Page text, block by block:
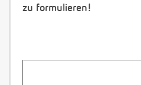
zu formulieren!